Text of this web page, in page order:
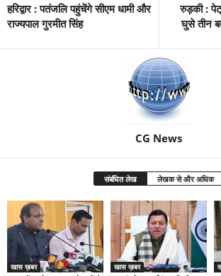
हरिद्वार : पतंजलि पहुंचेंगे सीएम धामी और
राज्यपाल गुरमीत सिंह
रुड़की :
घुसे तीन
CG News
संबंधित लेख लेखक से और अधिक
खास ख़बर खास ख़बर